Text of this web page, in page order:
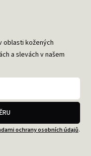
oblasti kožených
a slevách v našem
ochrany osobních údajů.